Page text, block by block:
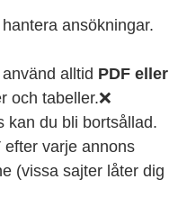
ansökningar.
alltid PDF eller
och tabeller.❌
kan du bli bortsållad.
efter varje annons
(vissa sajter låter dig